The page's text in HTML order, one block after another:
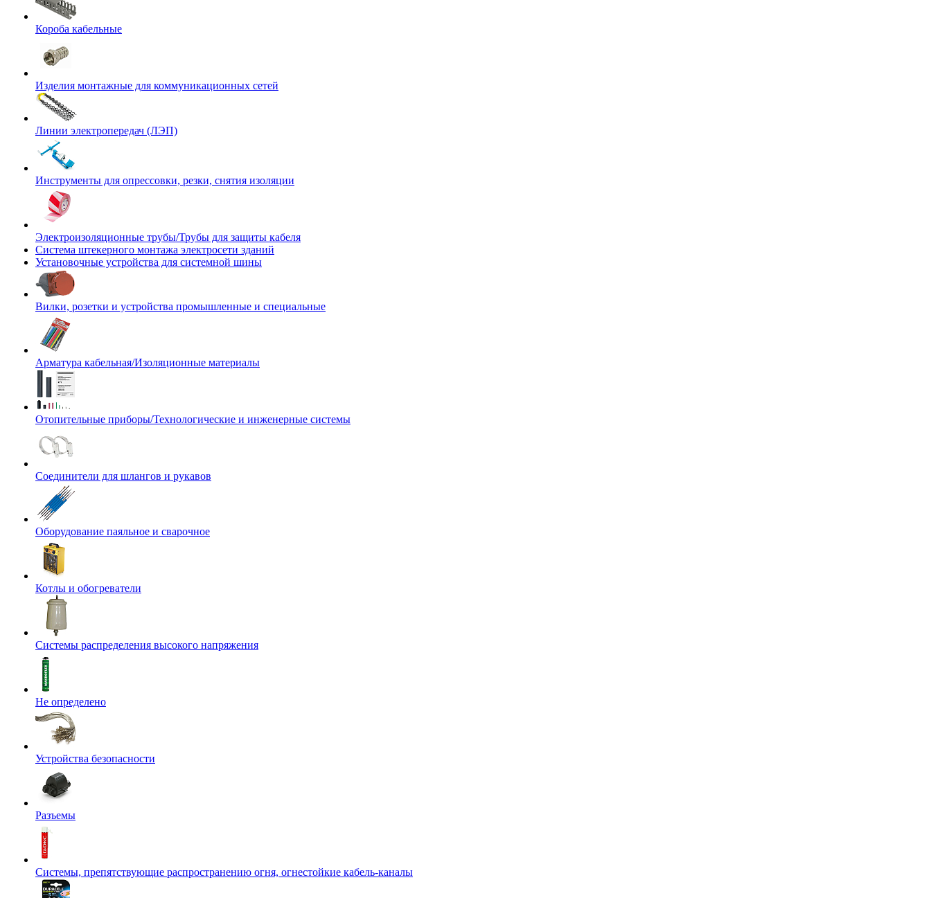
Короба кабельные
Изделия монтажные для коммуникационных сетей
Линии электропередач (ЛЭП)
Инструменты для опрессовки, резки, снятия изоляции
Электроизоляционные трубы/Трубы для защиты кабеля
Система штекерного монтажа электросети зданий
Установочные устройства для системной шины
Вилки, розетки и устройства промышленные и специальные
Арматура кабельная/Изоляционные материалы
Отопительные приборы/Технологические и инженерные системы
Соединители для шлангов и рукавов
Оборудование паяльное и сварочное
Котлы и обогреватели
Системы распределения высокого напряжения
Не определено
Устройства безопасности
Разъемы
Системы, препятствующие распространению огня, огнестойкие кабель-каналы